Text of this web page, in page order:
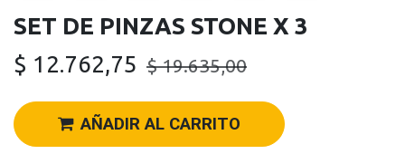
SET DE PINZAS STONE X 3
$ 12.762,75 $19.635,00
AÑADIR AL CARRITO